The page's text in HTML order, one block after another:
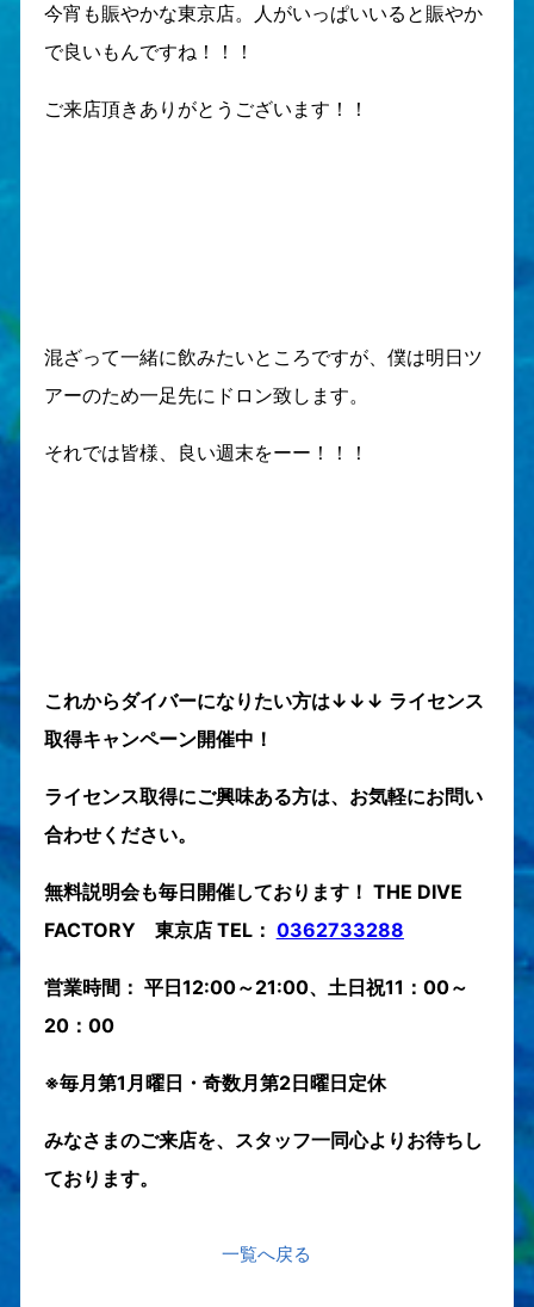
今宵も賑やかな東京店。人がいっぱいいると賑やか
で良いもんですね！！！
ご来店頂きありがとうございます！！
混ざって一緒に飲みたいところですが、僕は明日ツ
アーのため一足先にドロン致します。
それでは皆様、良い週末をーー！！！
これからダイバーになりたい方は↓↓↓ ライセンス
取得キャンペーン開催中！
ライセンス取得にご興味ある方は、お気軽にお問い
合わせください。
無料説明会も毎日開催しております！ THE DIVE
FACTORY 東京店 TEL： 0362733288
営業時間： 平日12:00～21:00、土日祝11：00～
20：00
※毎月第1月曜日・奇数月第2日曜日定休
みなさまのご来店を、スタッフ一同心よりお待ちし
ております。
一覧へ戻る